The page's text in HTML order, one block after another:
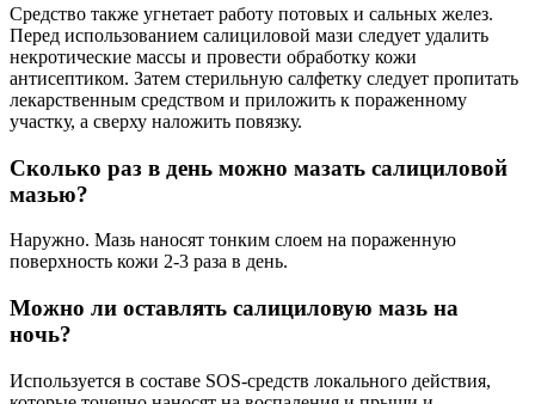
Средство также угнетает работу потовых и сальных желез.
Перед использованием салициловой мази следует удалить
некротические массы и провести обработку кожи
антисептиком. Затем стерильную салфетку следует пропитать
лекарственным средством и приложить к пораженному
участку, а сверху наложить повязку.
Сколько раз в день можно мазать салициловой
мазью?
Наружно. Мазь наносят тонким слоем на пораженную
поверхность кожи 2-3 раза в день.
Можно ли оставлять салициловую мазь на
ночь?
Используется в составе SOS-средств локального действия,